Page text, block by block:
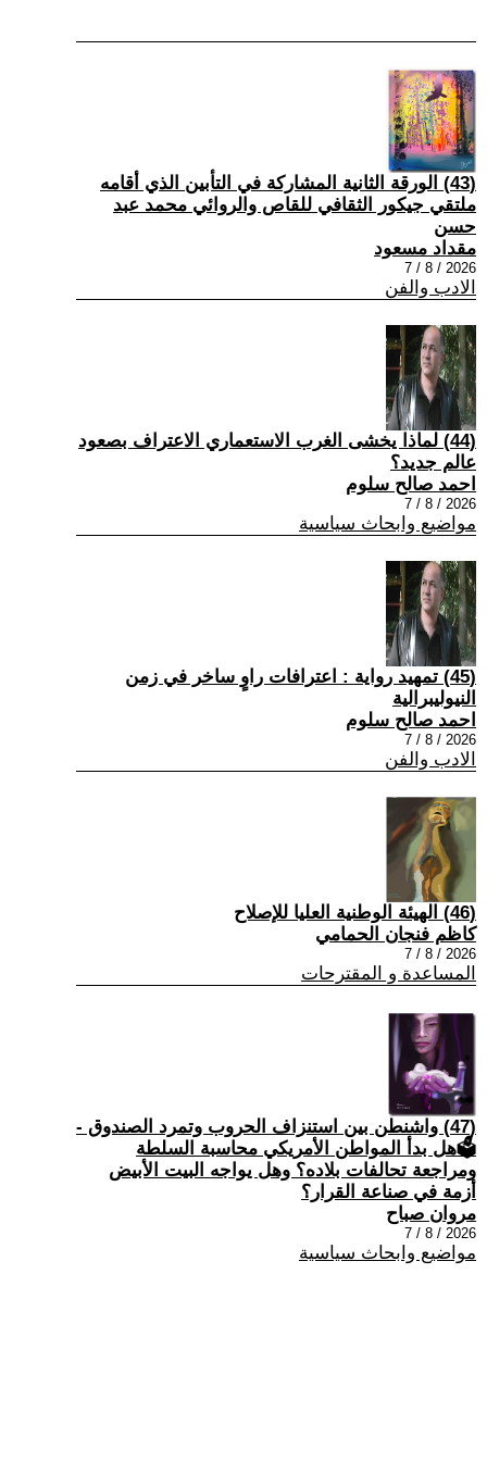
(43) الورقة الثانية المشاركة في التأبين الذي أقامه
ملتقي جيكور الثقافي للقاص والروائي محمد عبد
حسن
مقداد مسعود
2026 / 8 / 7
الادب والفن
(44) لماذا يخشى الغرب الاستعماري الاعتراف بصعود
عالم جديد؟
احمد صالح سلوم
2026 / 8 / 7
مواضيع وابحاث سياسية
(45) تمهيد رواية : اعترافات راوٍ ساخر في زمن
النيوليبرالية
احمد صالح سلوم
2026 / 8 / 7
الادب والفن
(46) الهيئة الوطنية العليا للإصلاح
كاظم فنجان الحمامي
2026 / 8 / 7
المساعدة و المقترحات
(47) واشنطن بين استنزاف الحروب وتمرد الصندوق -
🗳هل بدأ المواطن الأمريكي محاسبة السلطة
ومراجعة تحالفات بلاده؟ وهل يواجه البيت الأبيض
أزمة في صناعة القرار؟
مروان صباح
2026 / 8 / 7
مواضيع وابحاث سياسية